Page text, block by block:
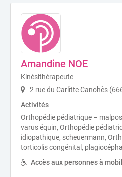
Amandine NOE
Kinésithérapeute
2 rue du Carlitte Canohès
Activités
Orthopédie pédiatrique –
varus équin, Orthopédie
idiopathique, scheuermann,
torticolis congénital,
Accès aux personnes à